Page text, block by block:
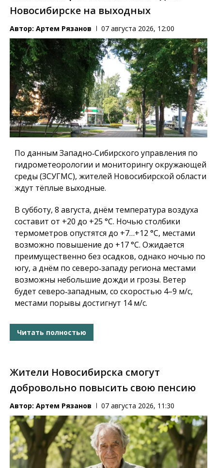
Новосибирске на выходных
Автор: Артем Рязанов 07 августа 2026, 12:00
По данным Западно‑Сибирского управления по
гидрометеорологии и мониторингу окружающей
среды (ЗСУГМС), жителей Новосибирской области
ждут тёплые выходные.
В субботу, 8 августа, днём температура воздуха
составит от +20 до +25 °C. Ночью столбики
термометров опустятся до +7…+12 °C, местами
возможно повышение до +17 °C. Ожидается
преимущественно без осадков, однако ночью по
югу, а днём по северо‑западу региона местами
возможны небольшие дожди и грозы. Ветер
будет северо‑западным, со скоростью 4–9 м/с,
местами порывы достигнут 14 м/с.
Читать полностью
Жители Новосибирска смогут
добровольно повысить свою пенсию
Автор: Артем Рязанов 07 августа 2026, 11:30